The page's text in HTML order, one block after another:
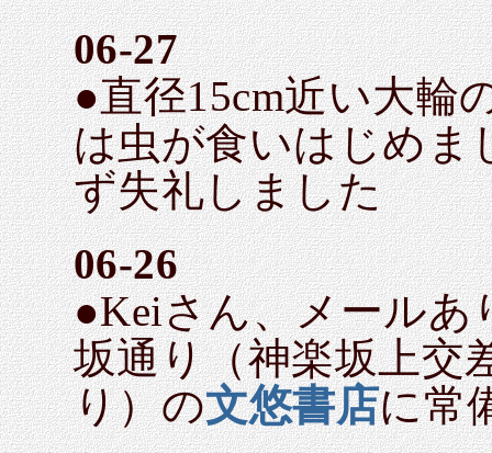
06-27
●直径15cm近い大輪
は虫が食いはじめま
ず失礼しました
06-26
●Keiさん、メールあ
坂通り（神楽坂上交
り）の文悠書店に常